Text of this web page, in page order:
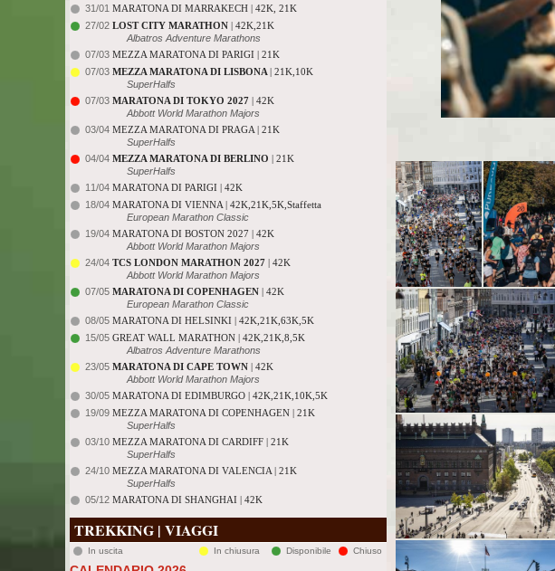
31/01 MARATONA DI MARRAKECH | 42K, 21K
27/02 LOST CITY MARATHON | 42K,21K
Albatros Adventure Marathons
07/03 MEZZA MARATONA DI PARIGI | 21K
07/03 MEZZA MARATONA DI LISBONA | 21K,10K
SuperHalfs
07/03 MARATONA DI TOKYO 2027 | 42K
Abbott World Marathon Majors
03/04 MEZZA MARATONA DI PRAGA | 21K
SuperHalfs
04/04 MEZZA MARATONA DI BERLINO | 21K
SuperHalfs
11/04 MARATONA DI PARIGI | 42K
18/04 MARATONA DI VIENNA | 42K,21K,5K,Staffetta
European Marathon Classic
19/04 MARATONA DI BOSTON 2027 | 42K
Abbott World Marathon Majors
24/04 TCS LONDON MARATHON 2027 | 42K
Abbott World Marathon Majors
07/05 MARATONA DI COPENHAGEN | 42K
European Marathon Classic
08/05 MARATONA DI HELSINKI | 42K,21K,63K,5K
15/05 GREAT WALL MARATHON | 42K,21K,8,5K
Albatros Adventure Marathons
23/05 MARATONA DI CAPE TOWN | 42K
Abbott World Marathon Majors
30/05 MARATONA DI EDIMBURGO | 42K,21K,10K,5K
19/09 MEZZA MARATONA DI COPENHAGEN | 21K
SuperHalfs
03/10 MEZZA MARATONA DI CARDIFF | 21K
SuperHalfs
24/10 MEZZA MARATONA DI VALENCIA | 21K
SuperHalfs
05/12 MARATONA DI SHANGHAI | 42K
TREKKING | VIAGGI
In uscita In chiusura Disponibile Chiuso